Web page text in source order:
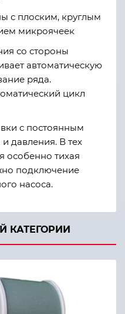
с плоским, круглым
микроячеек
со стороны
автоматическую
ряда.
цикл
с постоянным
давления. В тех
особенно тихая
подключение
насоса.
КАТЕГОРИИ